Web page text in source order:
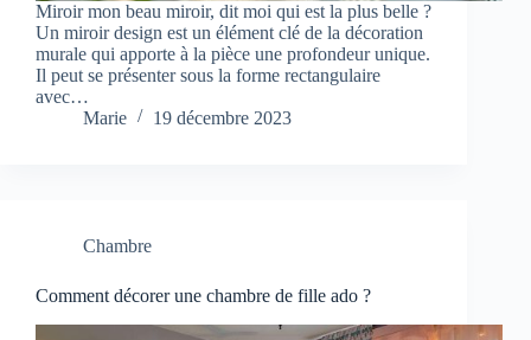
Miroir mon beau miroir, dit moi qui est la plus belle ?
Un miroir design est un élément clé de la décoration
murale qui apporte à la pièce une profondeur unique.
Il peut se présenter sous la forme rectangulaire
avec…
Marie
19 décembre 2023
Chambre
Comment décorer une chambre de fille ado ?